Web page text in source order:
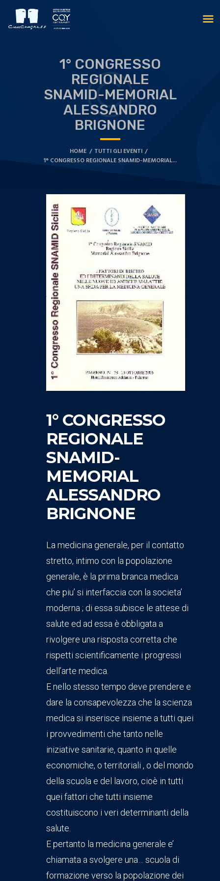
1° CONGRESSO
REGIONALE
SNAMID-MEMORIAL
ALESSANDRO
BRIGNONE
HOME
TUTTI GLI EVENTI
1° CONGRESSO REGIONALE SNAMID-MEMORIAL...
1° CONGRESSO
REGIONALE
SNAMID-
MEMORIAL
ALESSANDRO
BRIGNONE
La medicina generale, per il contatto
stretto, intimo con la popolazione
generale, è la prima branca medica
che piu’ si interfaccia con la societa’
moderna ; di essa subisce le attese di
salute ed ad essa è obbligata a
rivolgere una risposta corretta che
rispetti scientificamente i progressi
dell’arte medica.
E nello stesso tempo deve prendere e
dare la consapevolezza che la scienza
medica si inserisce insieme a tutti quei
i provvedimenti che tanto nelle
iniziative sanitarie, quanto in quelle
economiche, o territoriali , o del mondo
della scuola e del lavoro, cioè in tutti
quei fattori che tutti insieme
costituiscono i veri determinanti della
salute.
E pertanto la medicina generale e’
chiamata a svolgere una… scuola di
formazione verso la popolazione dei